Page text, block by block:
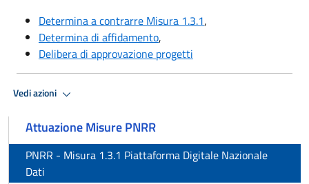
Determina a contrarre Misura 1.3.1,
Determina di affidamento,
Delibera di approvazione progetti
Vedi azioni
Attuazione Misure PNRR
PNRR - Misura 1.3.1 Piattaforma Digitale Nazionale
Dati